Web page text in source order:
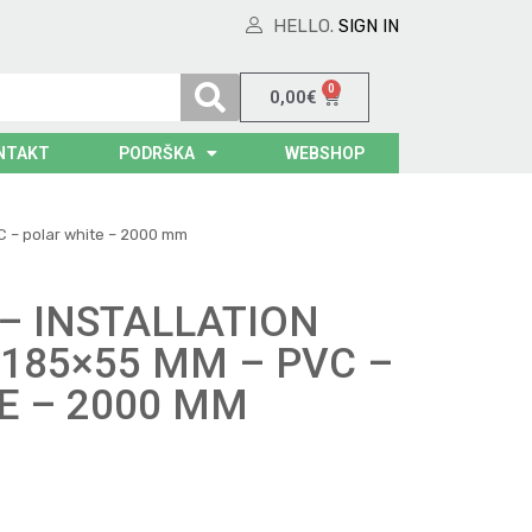
HELLO. SIGN IN
0,00€ 0
PODRŠKA WEBSHOP
– polar white – 2000 mm
INSTALLATION
MM – PVC –
– 2000 MM